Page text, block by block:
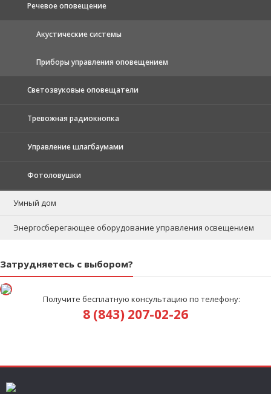
Речевое оповещение
Акустические системы
Приборы управления оповещением
Светозвуковые оповещатели
Тревожная радиокнопка
Управление шлагбаумами
Фотоловушки
Умный дом
Энергосберегающее оборудование управления освещением
Затрудняетесь с выбором?
Получите бесплатную консультацию по телефону:
8 (843) 207-02-26